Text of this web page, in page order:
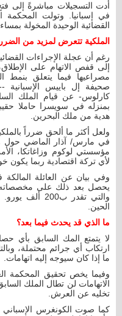
أدت التسجيلات مباشرةً إلى
في إسبانيا. وتولت المحكمة
القضائية الوحيدة المخولة
الملكية تتعرض لمزيد من الضرر
رغم أن عجلة الإجراءات
إلى قفص الاتهام على
مصراعيها فيما يتعلق بنمط
صحيفة إل باييس الإسبانية
هدية من ملك البحرين.
ولعل أكثر ما ألحق ضرراً
في مارس/ آذار الماضي حول
مؤسستي لوكوم وزاغاتكا،
لأي تركة اقتصادية ربما يكون
وفي بيان عن العائلة
يحصل بعد ذلك على مخصصاته
والتي تقدر
الحين.
ما الذي قد يحدث فيما بعد؟
لا يتمتع المك السابق بأي
ارتكاب أي جرائم محتملة،
ما إذا كان سيوجه إليه اتهامات.
وفيما يخص تحقيق المحكمة
الاتهامات لن تطال الملك
تخليه عن العرش.
كما صوت الكونغرس